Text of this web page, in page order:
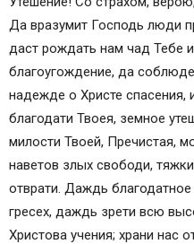
Да вразумит Господь люди
даст рождать нам чад Тебе
благоугождение, да
надежде о Христе спасения,
благодати Твоея, земное
милости Твоей, Пречистая,
наветов злых свободи,
отврати. Даждь
гресех, даждь зрети всю
Христова учения; храни нас